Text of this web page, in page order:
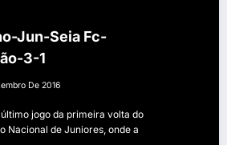
Jun-Seia Fc-
3-1
De 2016
jogo da primeira volta do
Nacional de Juniores, onde a